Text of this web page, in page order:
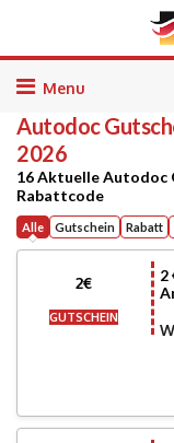
Skip
content
Autodoc
2026
16 Aktuelle Autodoc
Rabattcode
Alle Gutschein Rabatt
2€
GUTSCHEIN
2